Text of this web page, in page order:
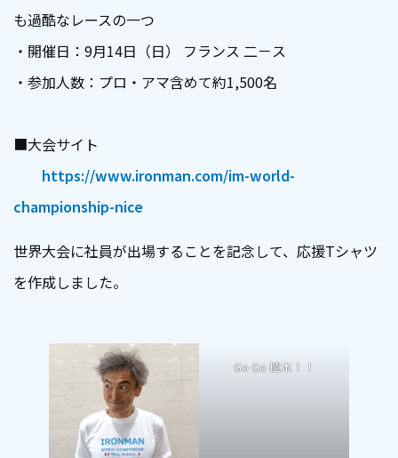
も過酷なレースの一つ
・開催日：9月14日（日） フランス 二－ス
・参加人数：プロ・アマ含めて約1,500名
■大会サイト
https://www.ironman.com/im-world-
championship-nice
世界大会に社員が出場することを記念して、応援Tシャツ
を作成しました。
Go Go 植木！！